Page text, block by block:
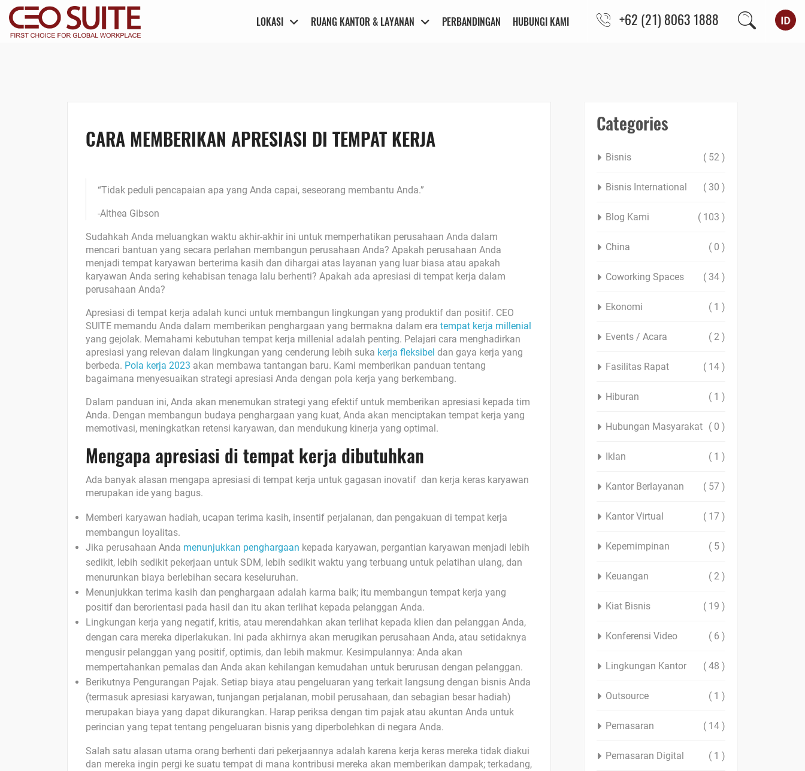
LOKASI RUANG KANTOR & LAYANAN PERBANDINGAN HUBUNGI KAMI +62 (21) 8063 1888
CARA MEMBERIKAN APRESIASI DI TEMPAT KERJA
“Tidak peduli pencapaian apa yang Anda capai, seseorang membantu Anda.”
-Althea Gibson
Sudahkah Anda meluangkan waktu akhir-akhir ini untuk memperhatikan perusahaan Anda dalam
mencari bantuan yang secara perlahan membangun perusahaan Anda? Apakah perusahaan Anda
menjadi tempat karyawan berterima kasih dan dihargai atas layanan yang luar biasa atau apakah
karyawan Anda sering kehabisan tenaga lalu berhenti? Apakah ada apresiasi di tempat kerja dalam
perusahaan Anda?
Apresiasi di tempat kerja adalah kunci untuk membangun lingkungan yang produktif dan positif. CEO
SUITE memandu Anda dalam memberikan penghargaan yang bermakna dalam era tempat kerja millenial
yang gejolak. Memahami kebutuhan tempat kerja millenial adalah penting. Pelajari cara menghadirkan
apresiasi yang relevan dalam lingkungan yang cenderung lebih suka kerja fleksibel dan gaya kerja yang
berbeda. Pola kerja 2023 akan membawa tantangan baru. Kami memberikan panduan tentang
bagaimana menyesuaikan strategi apresiasi Anda dengan pola kerja yang berkembang.
Dalam panduan ini, Anda akan menemukan strategi yang efektif untuk memberikan apresiasi kepada tim
Anda. Dengan membangun budaya penghargaan yang kuat, Anda akan menciptakan tempat kerja yang
memotivasi, meningkatkan retensi karyawan, dan mendukung kinerja yang optimal.
Mengapa apresiasi di tempat kerja dibutuhkan
Ada banyak alasan mengapa apresiasi di tempat kerja untuk gagasan inovatif dan kerja keras karyawan
merupakan ide yang bagus.
Memberi karyawan hadiah, ucapan terima kasih, insentif perjalanan, dan pengakuan di tempat kerja
membangun loyalitas.
Jika perusahaan Anda menunjukkan penghargaan kepada karyawan, pergantian karyawan menjadi lebih
sedikit, lebih sedikit pekerjaan untuk SDM, lebih sedikit waktu yang terbuang untuk pelatihan ulang, dan
menurunkan biaya berlebihan secara keseluruhan.
Menunjukkan terima kasih dan penghargaan adalah karma baik; itu membangun tempat kerja yang
positif dan berorientasi pada hasil dan itu akan terlihat kepada pelanggan Anda.
Lingkungan kerja yang negatif, kritis, atau merendahkan akan terlihat kepada klien dan pelanggan Anda,
dengan cara mereka diperlakukan. Ini pada akhirnya akan merugikan perusahaan Anda, atau setidaknya
mengusir pelanggan yang positif, optimis, dan lebih makmur. Kesimpulannya: Anda akan
mempertahankan pemalas dan Anda akan kehilangan kemudahan untuk berurusan dengan pelanggan.
Berikutnya Pengurangan Pajak. Setiap biaya atau pengeluaran yang terkait langsung dengan bisnis Anda
(termasuk apresiasi karyawan, tunjangan perjalanan, mobil perusahaan, dan sebagian besar hadiah)
merupakan biaya yang dapat dikurangkan. Harap periksa dengan tim pajak atau akuntan Anda untuk
perincian yang tepat tentang pengeluaran bisnis yang diperbolehkan di negara Anda.
Salah satu alasan utama orang berhenti dari pekerjaannya adalah karena kerja keras mereka tidak diakui
dan mereka ingin pergi ke suatu tempat di mana kontribusi mereka akan memberikan dampak; terkadang,
Categories
Bisnis ( 52 )
Bisnis International ( 30 )
Blog Kami ( 103 )
China ( 0 )
Coworking Spaces ( 34 )
Ekonomi ( 1 )
Events / Acara ( 2 )
Fasilitas Rapat ( 14 )
Hiburan ( 1 )
Hubungan Masyarakat ( 0 )
Iklan ( 1 )
Kantor Berlayanan ( 57 )
Kantor Virtual ( 17 )
Kepemimpinan ( 5 )
Keuangan ( 2 )
Kiat Bisnis ( 19 )
Konferensi Video ( 6 )
Lingkungan Kantor ( 48 )
Outsource ( 1 )
Pemasaran ( 14 )
Pemasaran Digital ( 1 )